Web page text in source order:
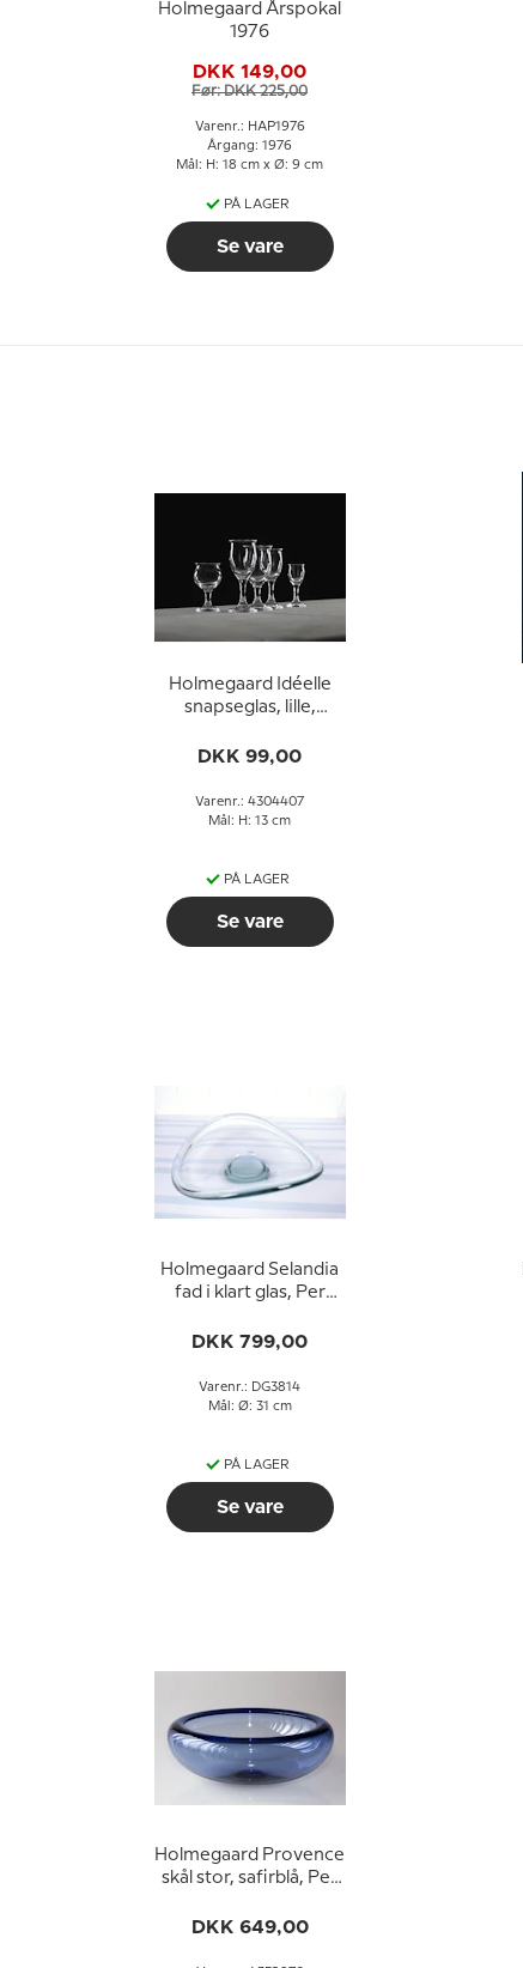
Holmegaard Årspokal
1976
DKK 149,00
Før: DKK 225,00
Varenr.: HAP1976
Årgang: 1976
Mål: H: 18 cm x Ø: 9 cm
PÅ LAGER
Se vare
Holmegaard Idéelle
snapseglas, lille,
DKK 99,00
Varenr.: 4304407
Mål: H: 13 cm
PÅ LAGER
Se vare
Holmegaard Selandia
fad i klart glas, Per
DKK 799,00
Varenr.: DG3814
Mål: Ø: 31 cm
PÅ LAGER
Se vare
Holmegaard Provence
skål stor, safirblå, Per
DKK 649,00